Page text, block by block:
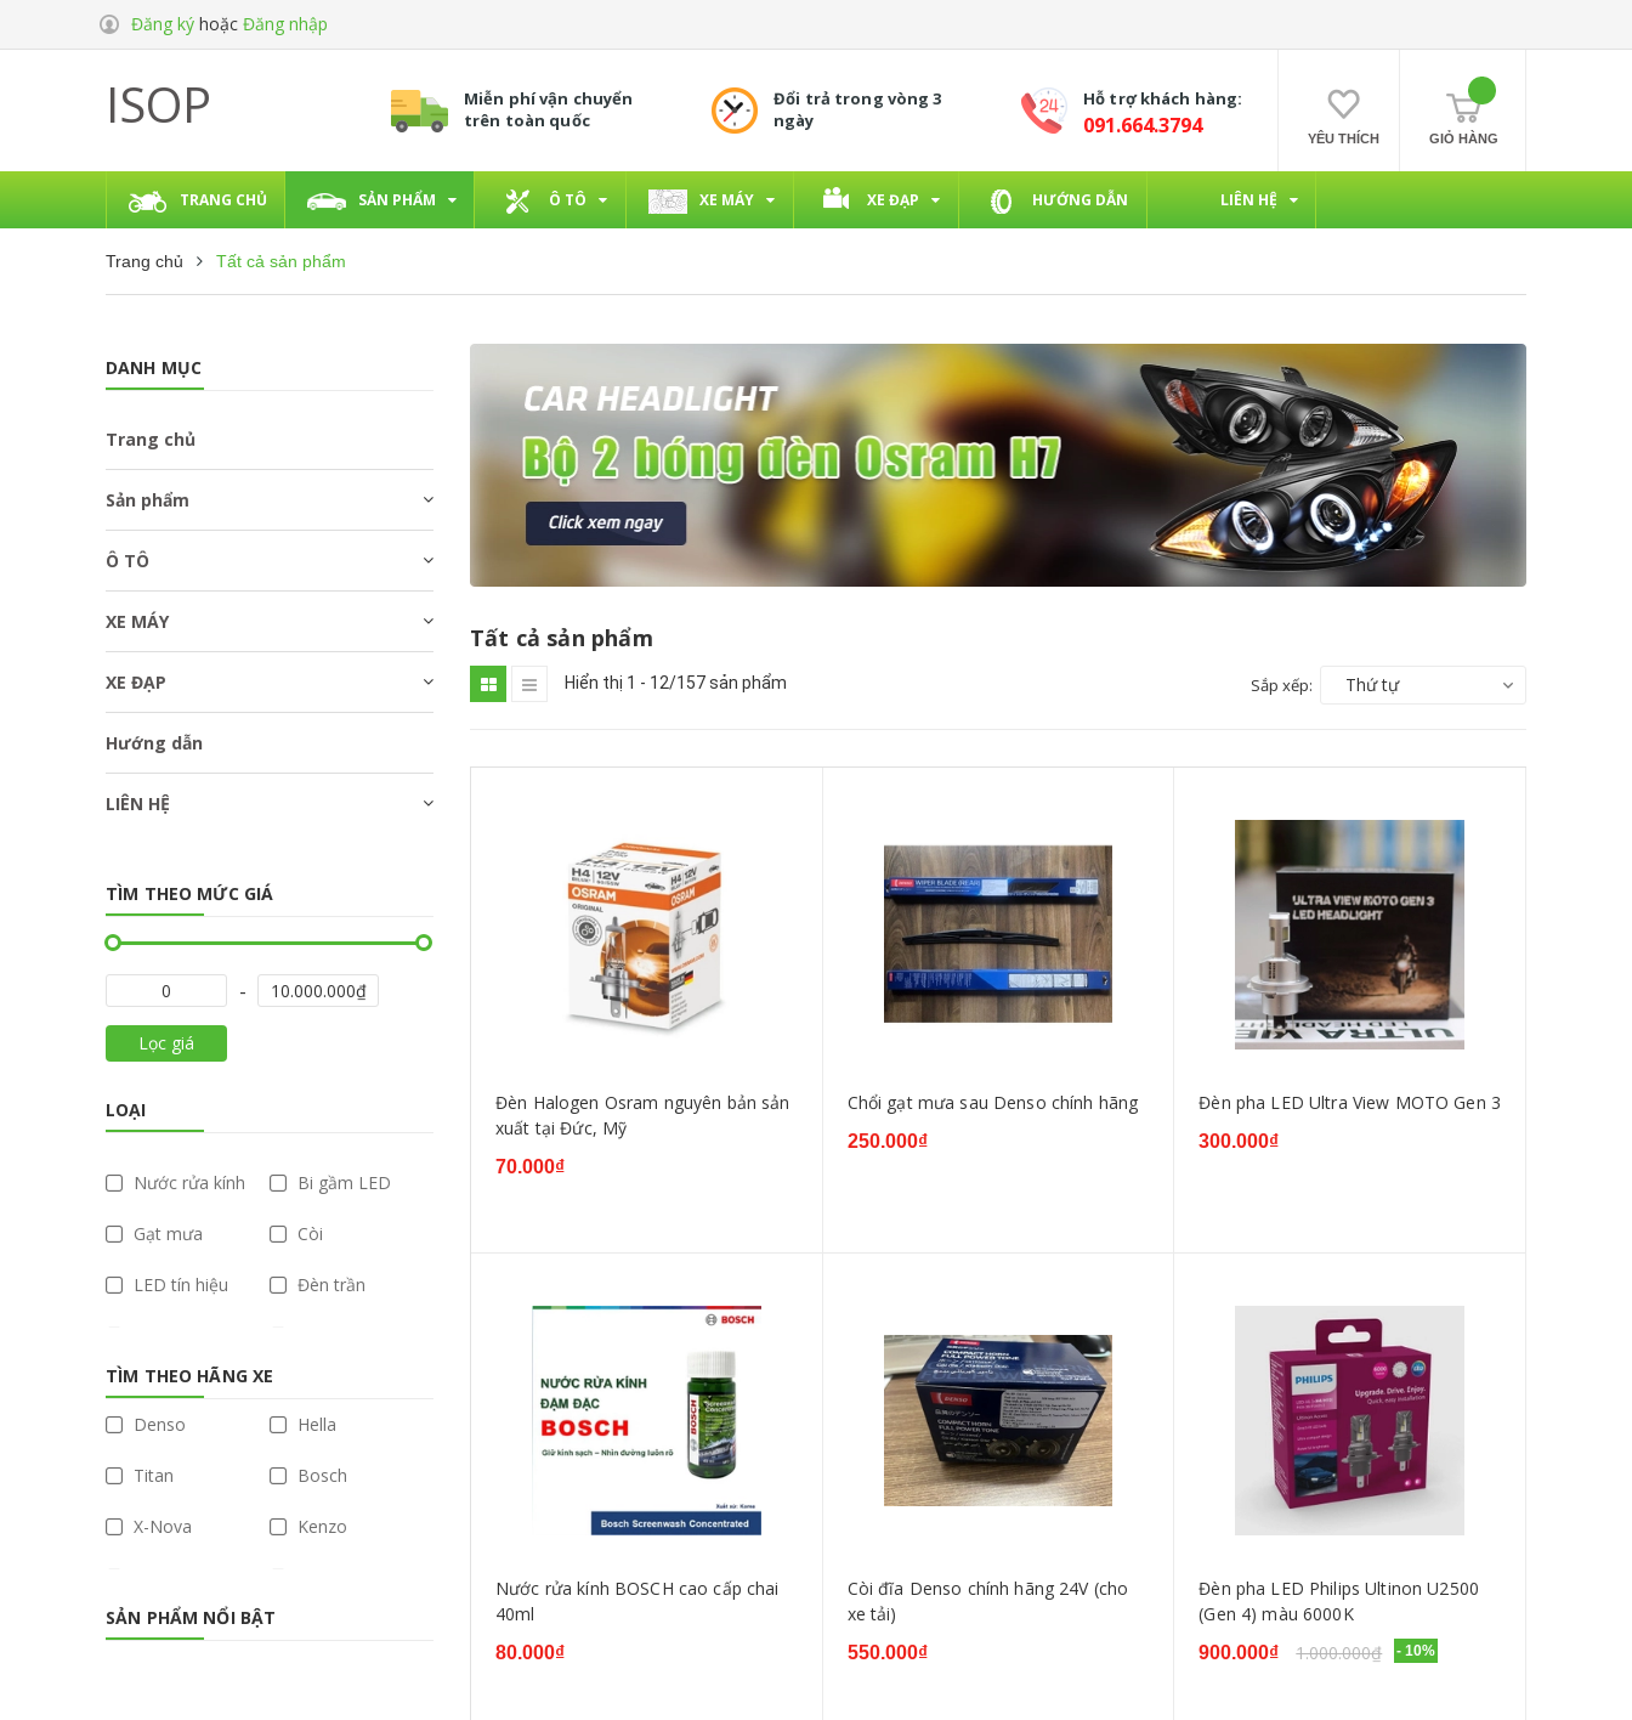
Đăng ký hoặc Đăng nhập
ISOP
Miễn phí vận chuyển
trên toàn quốc
Đổi trả trong vòng 3
ngày
Hỗ trợ khách hàng:
091.664.3794 YÊU THÍCH GIỎ HÀNG
TRANG CHỦ SẢN PHẨM Ô TÔ XE MÁY XE ĐẠP HƯỚNG DẪN LIÊN HỆ
Trang chủ Tất cả sản phẩm
Tất cả sản phẩm
Hiển thị 1 - 12/157 sản phẩm Sắp xếp: Thứ tự
Đèn Halogen Osram nguyên bản sản
xuất tại Đức, Mỹ
70.000₫
Chổi gạt mưa sau Denso chính hãng
250.000₫
Đèn pha LED Ultra View MOTO Gen 3
300.000₫
Nước rửa kính BOSCH cao cấp chai
40ml
80.000₫
Còi đĩa Denso chính hãng 24V (cho
xe tải)
550.000₫
Đèn pha LED Philips Ultinon U2500
(Gen 4) màu 6000K
900.000₫ 1.000.000₫ - 10%
DANH MỤC
Trang chủ
Sản phẩm
Ô TÔ
XE MÁY
XE ĐẠP
Hướng dẫn
LIÊN HỆ
TÌM THEO MỨC GIÁ
Lọc giá
LOẠI
Nước rửa kính Bi gầm LED
Gạt mưa Còi
LED tín hiệu Đèn trần
CANbus
Bi Gầm Halogen
LED nội ngoại thất
Xenon Đèn lùi
Đèn trần Festoon
TÌM THEO HÃNG XE
Denso Hella
Titan Bosch
X-Nova Kenzo
TUN
SẢN PHẨM NỔI BẬT